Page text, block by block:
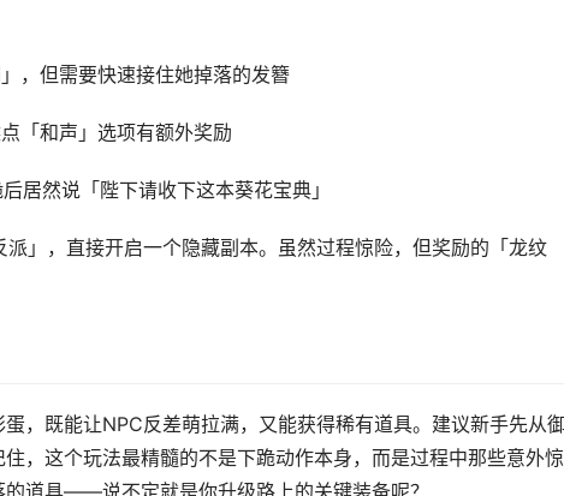
，但需要快速接住她掉落的发簪
「和声」选项有额外奖励
居然说「陛下请收下这本葵花宝典」
」，直接开启一个隐藏副本。虽然过程惊险，但奖励的「龙纹
，既能让NPC反差萌拉满，又能获得稀有道具。建议新手先从
，这个玩法最精髓的不是下跪动作本身，而是过程中那些意外惊